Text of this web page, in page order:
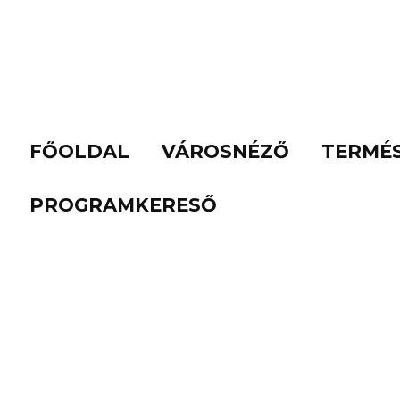
FŐOLDAL VÁROSNÉZŐ
PROGRAMKERESŐ